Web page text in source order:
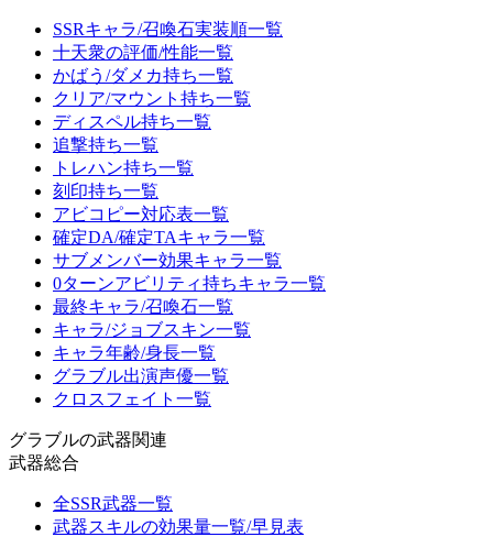
SSRキャラ/召喚石実装順一覧
十天衆の評価/性能一覧
かばう/ダメカ持ち一覧
クリア/マウント持ち一覧
ディスペル持ち一覧
追撃持ち一覧
トレハン持ち一覧
刻印持ち一覧
アビコピー対応表一覧
確定DA/確定TAキャラ一覧
サブメンバー効果キャラ一覧
0ターンアビリティ持ちキャラ一覧
最終キャラ/召喚石一覧
キャラ/ジョブスキン一覧
キャラ年齢/身長一覧
グラブル出演声優一覧
クロスフェイト一覧
グラブルの武器関連
武器総合
全SSR武器一覧
武器スキルの効果量一覧/早見表